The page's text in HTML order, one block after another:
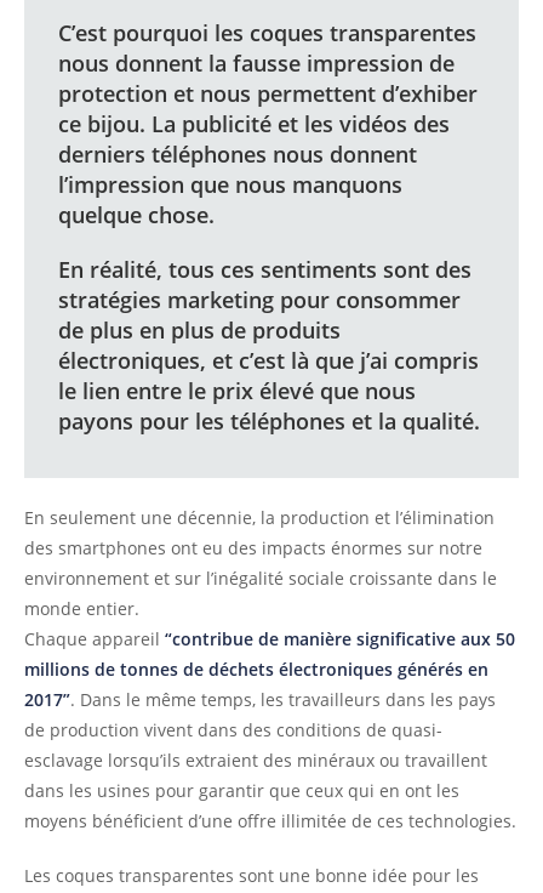
C’est pourquoi les coques transparentes
nous donnent la fausse impression de
protection et nous permettent d’exhiber
ce bijou. La publicité et les vidéos des
derniers téléphones nous donnent
l’impression que nous manquons
quelque chose.
En réalité, tous ces sentiments sont des
stratégies marketing pour consommer
de plus en plus de produits
électroniques, et c’est là que j’ai compris
le lien entre le prix élevé que nous
payons pour les téléphones et la qualité.
En seulement une décennie, la production et l’élimination
des smartphones ont eu des impacts énormes sur notre
environnement et sur l’inégalité sociale croissante dans le
monde entier.
Chaque appareil “contribue de manière significative aux 50
millions de tonnes de déchets électroniques générés en
2017”. Dans le même temps, les travailleurs dans les pays
de production vivent dans des conditions de quasi-
esclavage lorsqu’ils extraient des minéraux ou travaillent
dans les usines pour garantir que ceux qui en ont les
moyens bénéficient d’une offre illimitée de ces technologies.
Les coques transparentes sont une bonne idée pour les